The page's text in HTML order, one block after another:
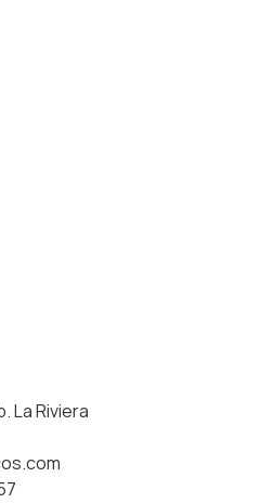
La Riviera